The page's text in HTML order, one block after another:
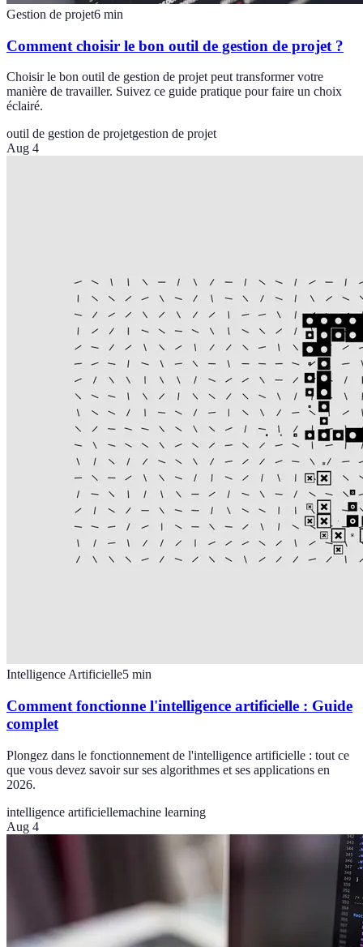
Gestion de projet6 min
Comment choisir le bon outil de gestion de projet ?
Choisir le bon outil de gestion de projet peut transformer votre
manière de travailler. Suivez ce guide pratique pour faire un choix
éclairé.
outil de gestion de projetgestion de projet
Aug 4
Intelligence Artificielle5 min
Comment fonctionne l'intelligence artificielle : Guide
complet
Plongez dans le fonctionnement de l'intelligence artificielle : tout ce
que vous devez savoir sur ses algorithmes et ses applications en
2026.
intelligence artificiellemachine learning
Aug 4